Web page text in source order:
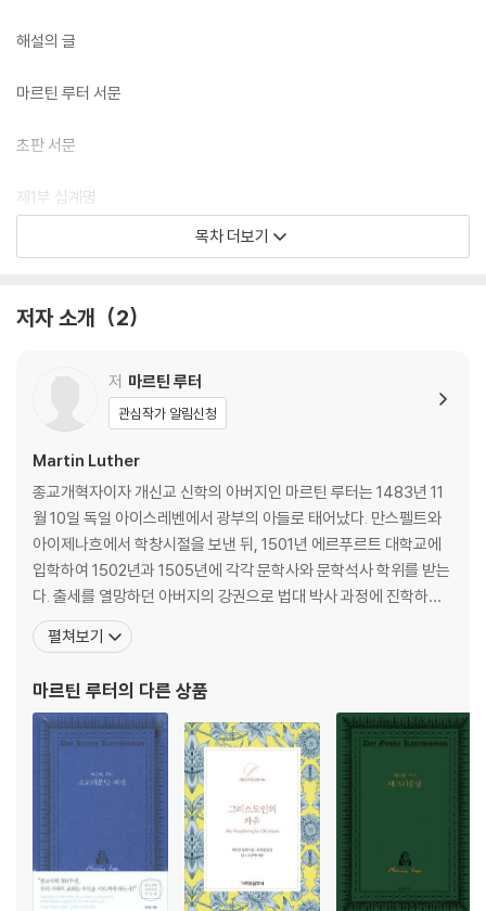
해설의 글
마르틴 루터 서문
초판 서문
제1부 십계명
제2부 신조
제1부 마르틴 루터 소교리문답
마르틴 루터 서문
1. 십계명
2. 신조
3. 주기도
4. 세례
6. 성만찬
8. 식사 전후 기도
9. 의무표
제2부 해설_신앙의 대화
1. 십계명
2. 신조
3. 주기도
4. 세례
5. 성만찬
목차 더보기
저자 소개 2
저 마르틴 루터
관심작가 알림신청
Martin Luther
종교개혁자이자 개신교 신학의 아버지인 마르틴 루터는 1483년 11
월 10일 독일 아이스레벤에서 광부의 아들로 태어났다. 만스펠트와
아이제나흐에서 학창시절을 보낸 뒤, 1501년 에르푸르트 대학교에
입학하여 1502년과 1505년에 각각 문학사와 문학석사 학위를 받는
다. 출세를 열망하던 아버지의 강권으로 법대 박사 과정에 진학하지
만, 슈토테른하임에서 만난 뇌우 아래서 수도사가 되기로 서원한다.
곧바로 학업을 중단하고 2주 만에 에르푸르트의 아우구스티누스 수
크 대학교에서 신학박사 학위를 받은 이래로 성서학을 가르
펼쳐보기
마르틴 루터의 다른 상품